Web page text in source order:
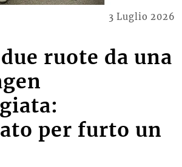
3 Luglio 2026
ruote da una
per furto un